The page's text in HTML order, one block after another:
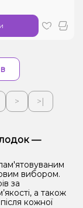
> >|
—
вибором.
за
а також
кожної